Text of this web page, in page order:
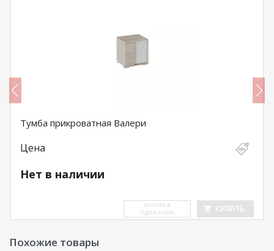
Тумба прикроватная Валери
Цена
Нет в наличии
КУ­ПИТЬ В
ОДИН КЛИК
КУПИТЬ
Похожие товары